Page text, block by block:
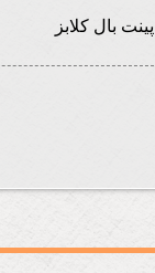
پینت بال کلابز